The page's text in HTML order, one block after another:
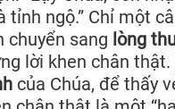
ngộ.” Chỉ một
chuyển sang lòng
lời khen chân
của Chúa, để thấy